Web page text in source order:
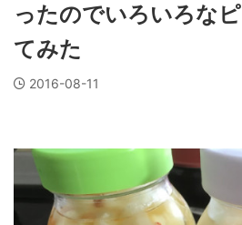
ったのでいろいろな
てみた
2016-08-11